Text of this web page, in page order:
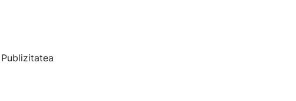
Publizitatea